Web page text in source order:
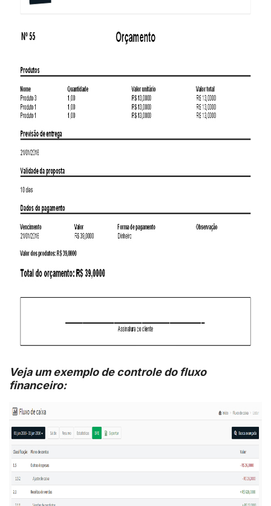
Veja um exemplo de controle do fluxo
financeiro: